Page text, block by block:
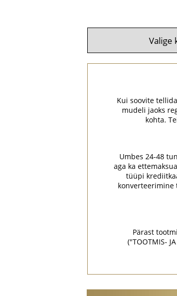
Kui soovite
mudeli jaoks
kohta.
Umbes 24-48
aga ka
tüüpi
konverteerimine
Pärast
("TOOTMIS-